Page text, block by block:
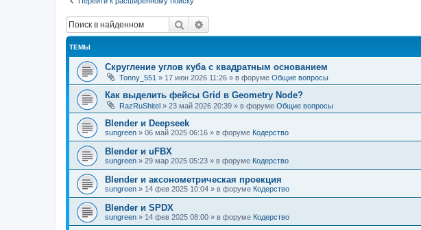
Поиск
ТЕМЫ
Скругление углов куба с квадратным основанием
Tonny_551 » 17 июн 2026 11:26 » в форуме Общие вопросы
Как выделить фейсы Grid в Geometry Node?
RazRuShitel » 23 май 2026 20:39 » в форуме Общие вопросы
Blender и Deepseek
sungreen » 06 май 2025 06:16 » в форуме Кодерство
Blender и uFBX
sungreen » 29 мар 2025 05:23 » в форуме Кодерство
Blender и аксонометрическая проекция
sungreen » 14 фев 2025 10:04 » в форуме Кодерство
Blender и SPDX
sungreen » 14 фев 2025 08:00 » в форуме Кодерство